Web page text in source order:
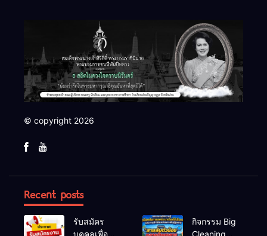
© copyright 2026
Recent posts
รับสมัคร
กิจกรรม Big